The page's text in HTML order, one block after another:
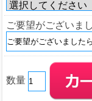
ご要望がございま
数量